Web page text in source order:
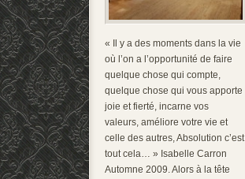
« Il y a des moments dans la vie
où l’on a l’opportunité de faire
quelque chose qui compte,
quelque chose qui vous apporte
joie et fierté, incarne vos
valeurs, améliore votre vie et
celle des autres, Absolution c’est
tout cela… » Isabelle Carron
Automne 2009. Alors à la tête